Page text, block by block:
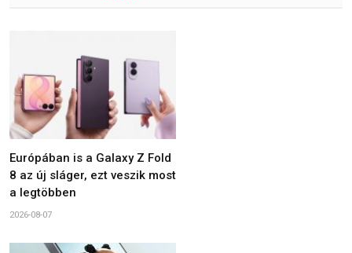
Európában is a Galaxy Z Fold
8 az új sláger, ezt veszik most
a legtöbben
2026-08-07